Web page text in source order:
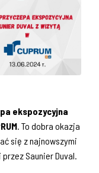
ekspozycyjna
. To dobra okazja
się z najnowszymi
Saunier Duval.